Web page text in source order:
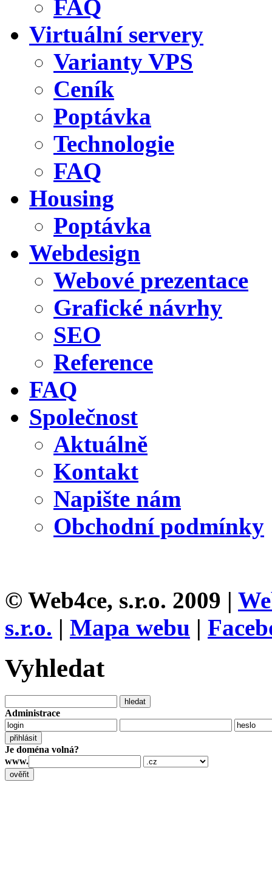
FAQ
Virtuální servery
Varianty VPS
Ceník
Poptávka
Technologie
FAQ
Housing
Poptávka
Webdesign
Webové prezentace
Grafické návrhy
SEO
Reference
FAQ
Společnost
Aktuálně
Kontakt
Napište nám
Obchodní podmínky
© Web4ce, s.r.o. 2009 |
s.r.o. | Mapa webu |
Vyhledat
Administrace
Je doména volná?
www.